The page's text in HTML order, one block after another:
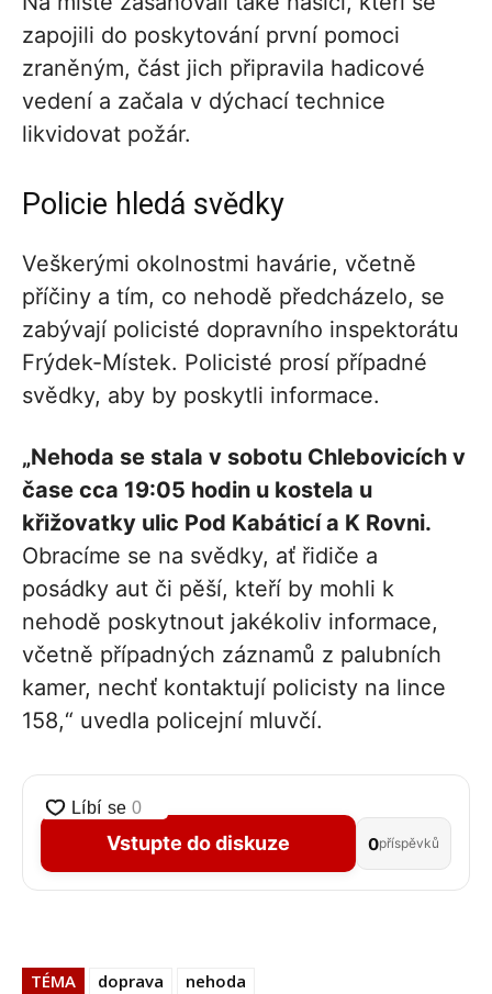
zapojili do poskytování první pomoci
zraněným, část jich připravila hadicové
vedení a začala v dýchací technice
likvidovat požár.
Policie hledá svědky
Veškerými okolnostmi havárie, včetně
příčiny a tím, co nehodě předcházelo, se
zabývají policisté dopravního inspektorátu
Frýdek-Místek. Policisté prosí případné
svědky, aby by poskytli informace.
„Nehoda se stala v sobotu Chlebovicích v
čase cca 19:05 hodin u kostela u
křižovatky ulic Pod Kabáticí a K Rovni.
Obracíme se na svědky, ať řidiče a
posádky aut či pěší, kteří by mohli k
nehodě poskytnout jakékoliv informace,
včetně případných záznamů z palubních
kamer, nechť kontaktují policisty na lince
158,“ uvedla policejní mluvčí.
Vstupte do diskuze 0příspěvků
TÉMA doprava nehoda